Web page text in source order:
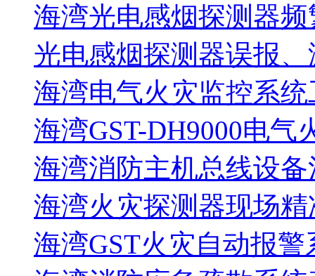
海湾光电感烟探测器
光电感烟探测器误报
海湾电气火灾监控系统
海湾GST-DH9000电气
海湾消防主机总线设备
海湾火灾探测器现场
海湾GST火灾自动报警